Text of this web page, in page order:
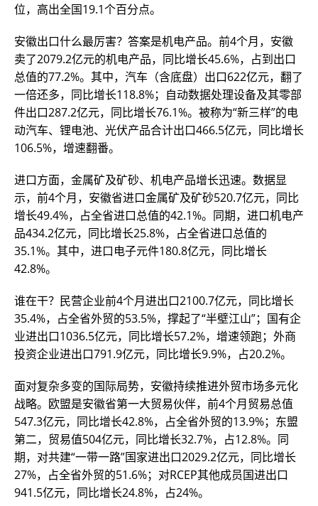
位，高出全国19.1个百分点。
安徽出口什么最厉害？答案是机电产品。前4个月，安徽
卖了2079.2亿元的机电产品，同比增长45.6%，占到出口
总值的77.2%。其中，汽车（含底盘）出口622亿元，翻了
一倍还多，同比增长118.8%；自动数据处理设备及其零部
件出口287.2亿元，同比增长76.1%。被称为“新三样”的电
动汽车、锂电池、光伏产品合计出口466.5亿元，同比增长
106.5%，增速翻番。
进口方面，金属矿及矿砂、机电产品增长迅速。数据显
示，前4个月，安徽省进口金属矿及矿砂520.7亿元，同比
增长49.4%，占全省进口总值的42.1%。同期，进口机电产
品434.2亿元，同比增长25.8%，占全省进口总值的
35.1%。其中，进口电子元件180.8亿元，同比增长
42.8%。
谁在干？民营企业前4个月进出口2100.7亿元，同比增长
35.4%，占全省外贸的53.5%，撑起了“半壁江山”；国有企
业进出口1036.5亿元，同比增长57.2%，增速领跑；外商
投资企业进出口791.9亿元，同比增长9.9%，占20.2%。
面对复杂多变的国际局势，安徽持续推进外贸市场多元化
战略。欧盟是安徽省第一大贸易伙伴，前4个月贸易总值
547.3亿元，同比增长42.8%，占全省外贸的13.9%；东盟
第二，贸易值504亿元，同比增长32.7%，占12.8%。同
期，对共建“一带一路”国家进出口2029.2亿元，同比增长
27%，占全省外贸的51.6%；对RCEP其他成员国进出口
941.5亿元，同比增长24.8%，占24%。